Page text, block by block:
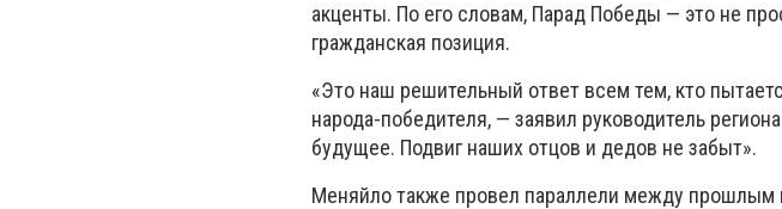
акценты. По его словам, Парад Победы — это не
гражданская позиция.
«Это наш решительный ответ всем тем, кто
народа-победителя, — заявил руководитель
будущее. Подвиг наших отцов и дедов не забыт».
Меняйло также провел параллели между прошлым